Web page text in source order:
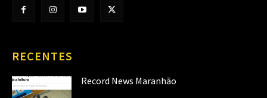
RECENTES
Record News Maranhão